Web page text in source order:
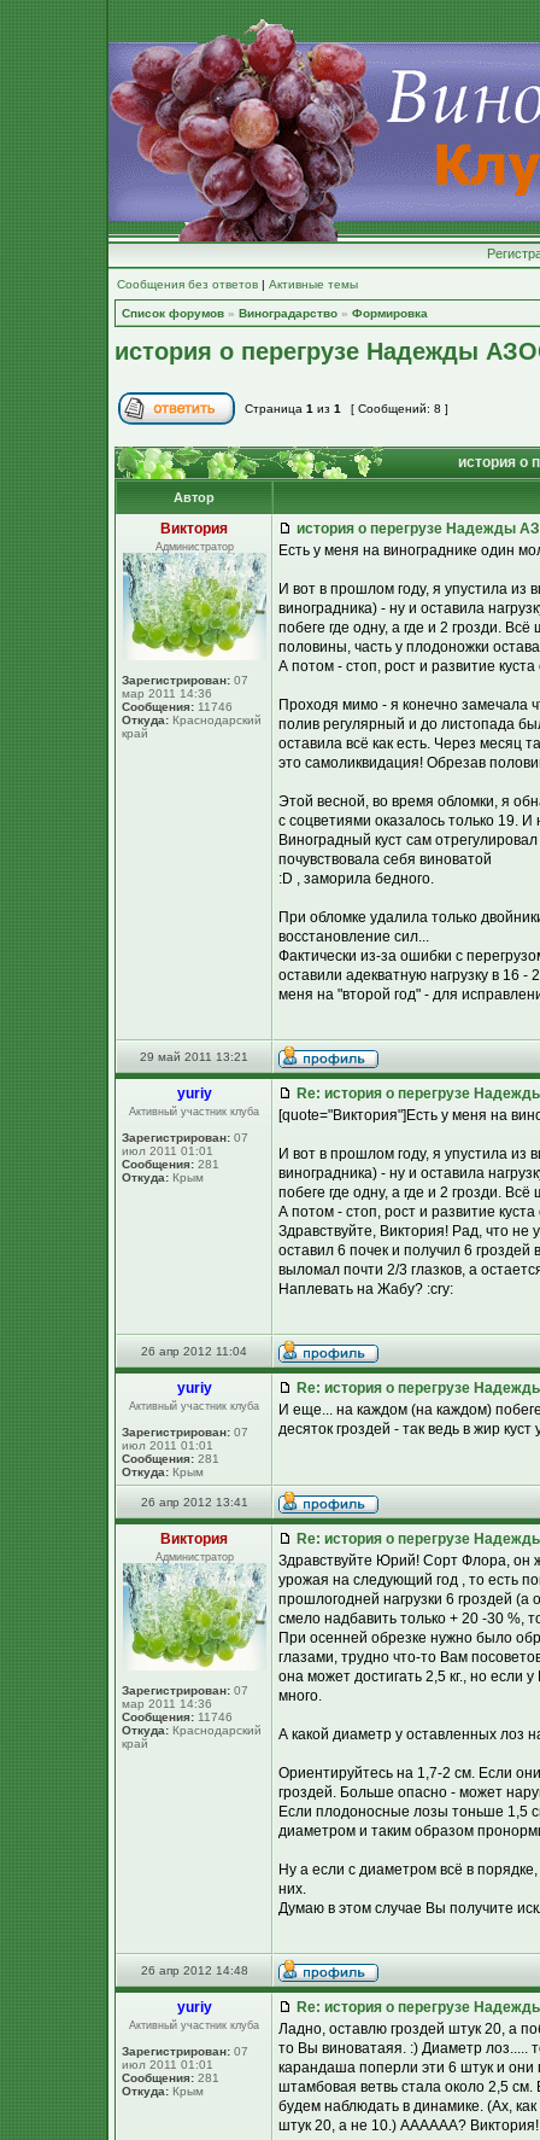
Сообщения без ответов | Активные темы
Список форумов » Виноградарство » Формировка
история о перегрузе Надежды
Страница 1 из 1 [ Сообщений: 8 ]
история о
Автор
Виктория
Администратор
Зарегистрирован: 07
мар 2011 14:36
Сообщения: 11746
Откуда: Краснодарский
край
история о перегрузе Надежды
Есть у меня на винограднике один
И вот в прошлом году, я упустила из
виноградника) - ну и оставила
побеге где одну, а где и 2 грозди.
половины, часть у плодоножки
А потом - стоп, рост и развитие куста
Проходя мимо - я конечно замечала
полив регулярный и до листопада
оставила всё как есть. Через месяц
это самоликвидация! Обрезав
Этой весной, во время обломки, я
с соцветиями оказалось только 19.
Виноградный куст сам
почувствовала себя виноватой
:D , заморила бедного.
При обломке удалила только
восстановление сил...
Фактически из-за ошибки с
оставили адекватную нагрузку в 16
меня на "второй год" - для
29 май 2011 13:21
yuriy
Активный участник клуба
Зарегистрирован: 07
июл 2011 01:01
Сообщения: 281
Откуда: Крым
Re: история о перегрузе
[quote="Виктория"]Есть у меня на
И вот в прошлом году, я упустила из
виноградника) - ну и оставила
побеге где одну, а где и 2 грозди.
А потом - стоп, рост и развитие куста
Здравствуйте, Виктория! Рад, что
оставил 6 почек и получил 6
выломал почти 2/3 глазков, а
Наплевать на Жабу? :cry:
26 апр 2012 11:04
yuriy
Активный участник клуба
Зарегистрирован: 07
июл 2011 01:01
Сообщения: 281
Откуда: Крым
Re: история о перегрузе
И еще... на каждом (на каждом)
десяток гроздей - так ведь в жир куст
26 апр 2012 13:41
Виктория
Администратор
Зарегистрирован: 07
мар 2011 14:36
Сообщения: 11746
Откуда: Краснодарский
край
Re: история о перегрузе
Здравствуйте Юрий! Сорт Флора, он
урожая на следующий год , то есть
прошлогодней нагрузки 6 гроздей
смело надбавить только + 20 -30 %,
При осенней обрезке нужно было
глазами, трудно что-то Вам
она может достигать 2,5 кг., но если
много.
А какой диаметр у оставленных лоз
Ориентируйтесь на 1,7-2 см. Если
гроздей. Больше опасно - может
Если плодоносные лозы тоньше 1,5
диаметром и таким образом
Ну а если с диаметром всё в порядке,
них.
Думаю в этом случае Вы получите
26 апр 2012 14:48
yuriy
Активный участник клуба
Зарегистрирован: 07
июл 2011 01:01
Сообщения: 281
Откуда: Крым
Re: история о перегрузе
Ладно, оставлю гроздей штук 20, а
то Вы виноватаяя. :) Диаметр
карандаша поперли эти 6 штук и
штамбовая ветвь стала около 2,5
будем наблюдать в динамике. (Ах,
штук 20, а не 10.) АААААА?